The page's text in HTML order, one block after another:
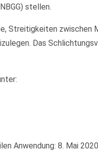
stellen.
Streitigkeiten
Das
Anwendung: 8. Mai 2020